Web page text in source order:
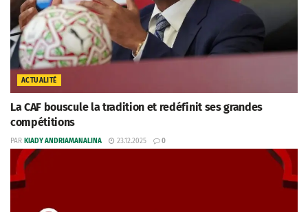
ACTUALITÉ
La CAF bouscule la tradition et redéfinit ses grandes
compétitions
PAR KIADY ANDRIAMANALINA 23.12.2025 0